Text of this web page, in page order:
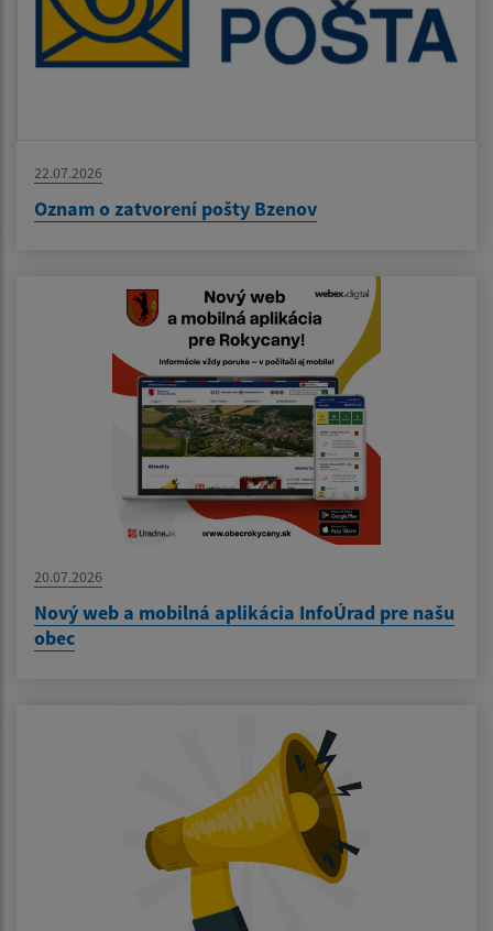
22.07.2026
Oznam o zatvorení pošty Bzenov
20.07.2026
Nový web a mobilná aplikácia InfoÚrad pre našu
obec